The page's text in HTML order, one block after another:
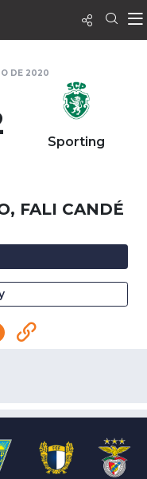
DE 2020
Sporting
FALI CANDÉ